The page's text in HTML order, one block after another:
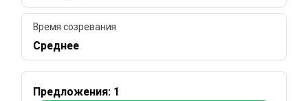
Время созревания
Среднее
Предложения: 1